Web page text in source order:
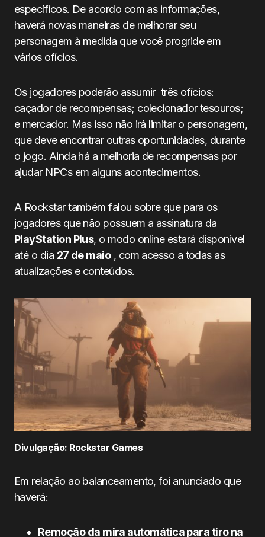
específicos. De acordo com as informações,
haverá novas maneiras de melhorar seu
personagem à medida que você progride em
vários ofícios.
Os jogadores poderão assumir três ofícios:
caçador de recompensas; colecionador tesouros;
e mercador. Mas isso não irá limitar o personagem,
que deve encontrar outras oportunidades, durante
o jogo. Ainda há a melhoria de recompensas por
ajudar NPCs em alguns acontecimentos.
A Rockstar também falou sobre que para os
jogadores que não possuem a assinatura da
PlayStation Plus, o modo online estará disponivel
até o dia 27 de maio, com acesso a todas as
atualizações e conteúdos.
Divulgação: Rockstar Games
Em relação ao balanceamento, foi anunciado que
haverá:
Remoção da mira automática para tiro na